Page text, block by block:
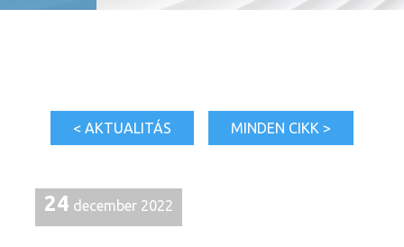
< AKTUALITÁS MINDEN CIKK >
24 december 2022